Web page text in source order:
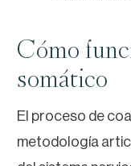
Cómo
somático
El proceso de
metodología